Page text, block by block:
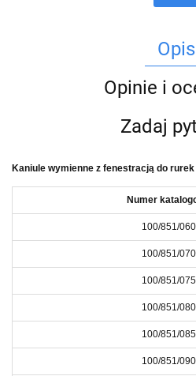
Opis
Opinie i
Zadaj
Kaniule wymienne z fenestracją do
Numer
100/851/060
100/851/070
100/851/075
100/851/080
100/851/085
100/851/090